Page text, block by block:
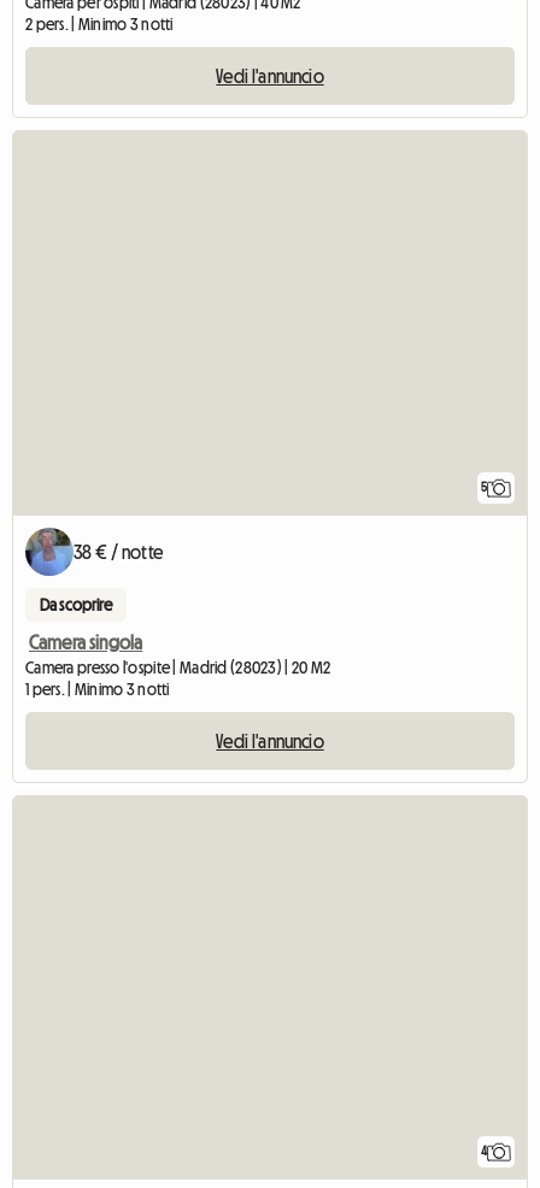
2 pers. | Minimo 3 notti
Vedi l'annuncio
5
38 € / notte
Da scoprire
Camera singola
Camera presso l'ospite | Madrid (28023) | 20 M2
1 pers. | Minimo 3 notti
Vedi l'annuncio
4